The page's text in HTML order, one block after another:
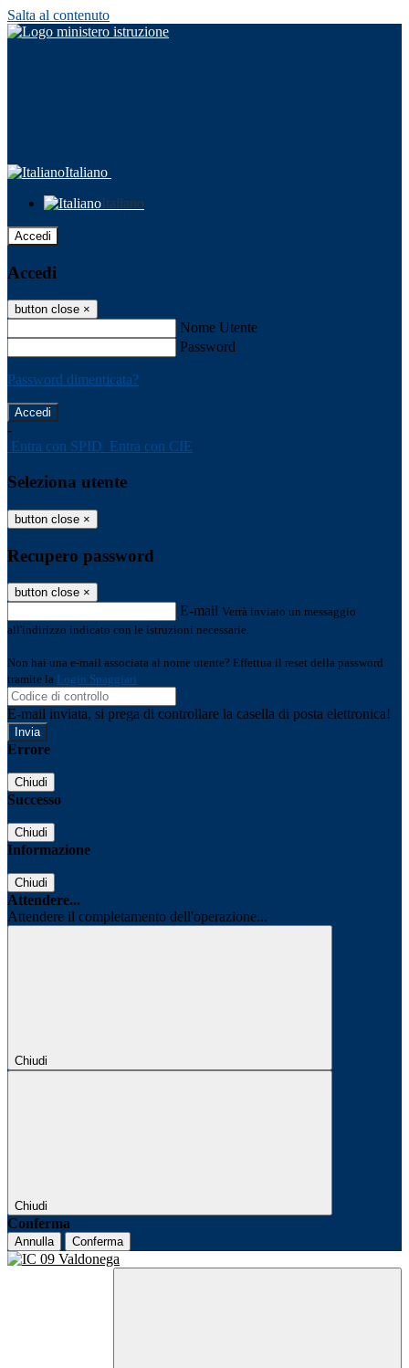
Salta al contenuto
Italiano
Italiano
Accedi
Accedi
button close ×
Nome Utente
Password
Password dimenticata?
-
Entra con SPID Entra con CIE
Seleziona utente
button close ×
Recupero password
button close ×
E-mail Verrà inviato un messaggio
all'indirizzo indicato con le istruzioni necessarie.
Non hai una e-mail associata al nome utente? Effettua il reset della password
tramite la Login Spaggiari
E-mail inviata, si prega di controllare la casella di posta elettronica!
Errore
Chiudi
Successo
Chiudi
Informazione
Chiudi
Attendere...
Attendere il completamento dell'operazione...
Chiudi
Chiudi
Conferma
Annulla Conferma